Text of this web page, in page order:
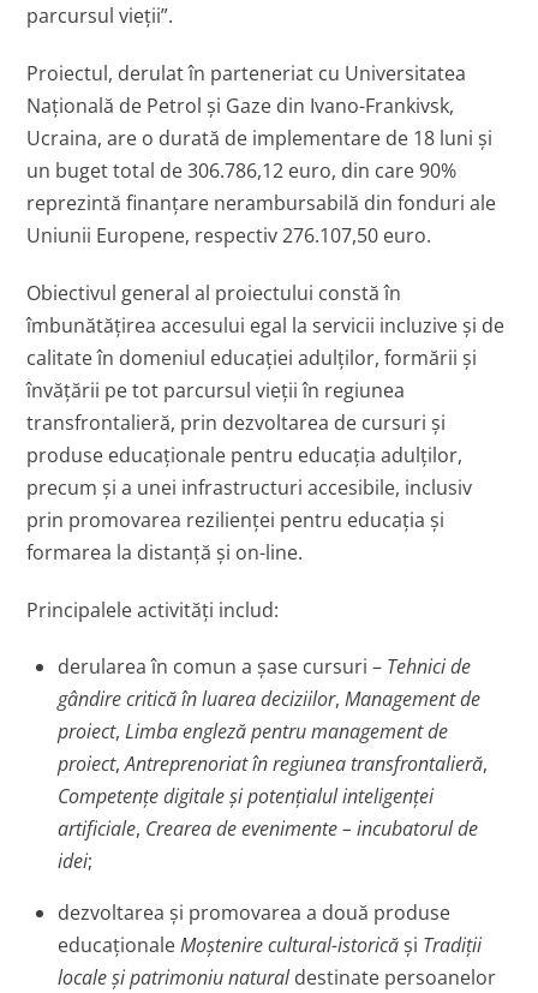
parcursul vieții”.
Proiectul, derulat în parteneriat cu Universitatea
Națională de Petrol și Gaze din Ivano-Frankivsk,
Ucraina, are o durată de implementare de 18 luni și
un buget total de 306.786,12 euro, din care 90%
reprezintă finanțare nerambursabilă din fonduri ale
Uniunii Europene, respectiv 276.107,50 euro.
Obiectivul general al proiectului constă în
îmbunătățirea accesului egal la servicii incluzive și de
calitate în domeniul educației adulților, formării și
învățării pe tot parcursul vieții în regiunea
transfrontalieră, prin dezvoltarea de cursuri și
produse educaționale pentru educația adulților,
precum și a unei infrastructuri accesibile, inclusiv
prin promovarea rezilienței pentru educația și
formarea la distanță și on-line.
Principalele activități includ:
derularea în comun a șase cursuri – Tehnici de
gândire critică în luarea deciziilor, Management de
proiect, Limba engleză pentru management de
proiect,Antreprenoriat în regiunea transfrontalieră,
Competențe digitale și potențialul inteligenței
artificiale, Crearea de evenimente – incubatorul de
idei;
dezvoltarea și promovarea a două produse
educaționaleMoștenire cultural-istoricăși Tradiții
locale și patrimoniu naturaldestinate persoanelor